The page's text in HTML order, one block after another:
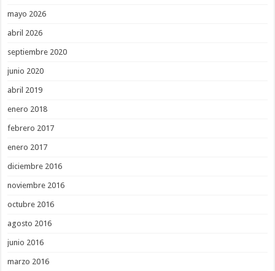
mayo 2026
abril 2026
septiembre 2020
junio 2020
abril 2019
enero 2018
febrero 2017
enero 2017
diciembre 2016
noviembre 2016
octubre 2016
agosto 2016
junio 2016
marzo 2016